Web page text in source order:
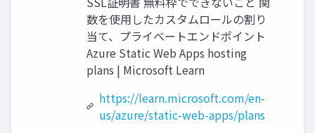
数を使用したカスタムロールの割り
当て、プライベートエンドポイント
Azure Static Web Apps hosting
plans | Microsoft Learn
https://learn.microsoft.com/en-
us/azure/static-web-apps/plans